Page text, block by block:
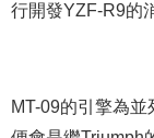
行開發YZF-R9的
MT-09的引擎為